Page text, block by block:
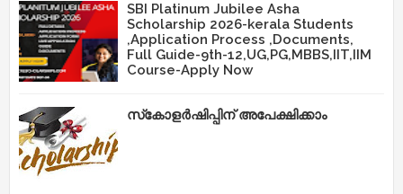
SBI Platinum Jubilee Asha
Scholarship 2026-kerala Students
,Application Process ,Documents,
Full Guide-9th-12,UG,PG,MBBS,IIT,IIM
Course-Apply Now
സ്‌കോളർഷിപ്പിന് അപേക്ഷിക്കാം